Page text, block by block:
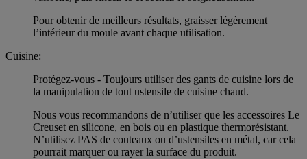
Pour obtenir de meilleurs résultats, graisser légèrement
l’intérieur du moule avant chaque utilisation.
Cuisine:
Protégez-vous - Toujours utiliser des gants de cuisine lors de
la manipulation de tout ustensile de cuisine chaud.
Nous vous recommandons de n’utiliser que les accessoires Le
Creuset en silicone, en bois ou en plastique thermorésistant.
N’utilisez PAS de couteaux ou d’ustensiles en métal, car cela
pourrait marquer ou rayer la surface du produit.